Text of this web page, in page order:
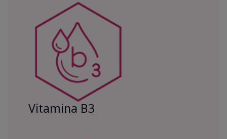
Vitamina B3